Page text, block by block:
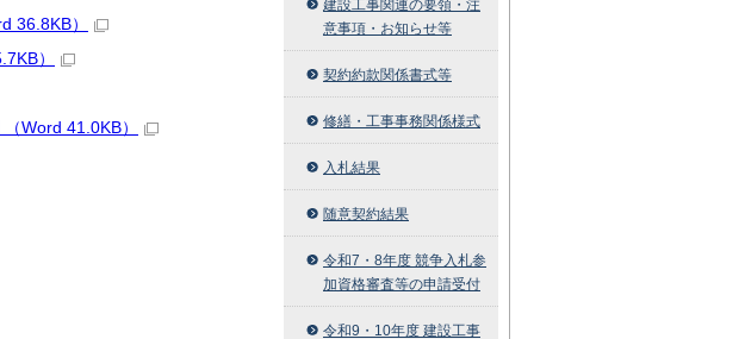
36.8KB）
）
Word 41.0KB）
建設工事関連の要領・注
意事項・お知らせ等
契約約款関係書式等
修繕・工事事務関係様式
入札結果
随意契約結果
令和7・8年度 競争入札参
加資格審査等の申請受付
令和9・10年度 建設工事